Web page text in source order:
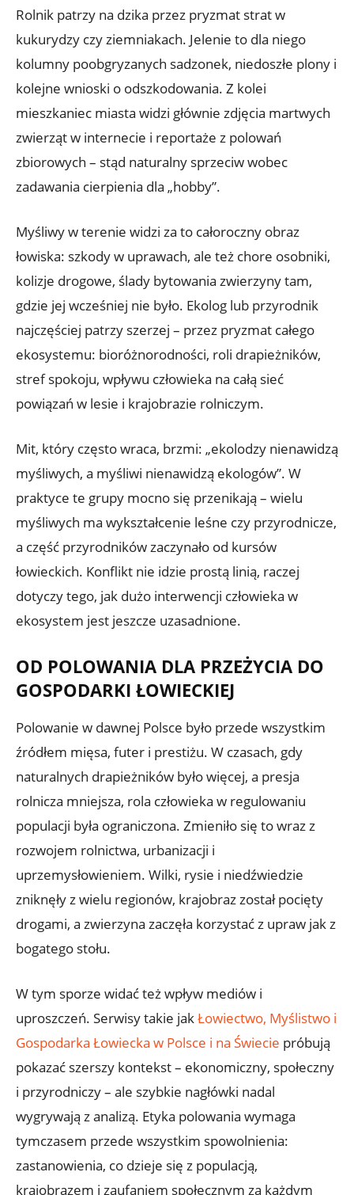
Rolnik patrzy na dzika przez pryzmat strat w
kukurydzy czy ziemniakach. Jelenie to dla niego
kolumny poobgryzanych sadzonek, niedoszłe plony i
kolejne wnioski o odszkodowania. Z kolei
mieszkaniec miasta widzi głównie zdjęcia martwych
zwierząt w internecie i reportaże z polowań
zbiorowych – stąd naturalny sprzeciw wobec
zadawania cierpienia dla „hobby”.
Myśliwy w terenie widzi za to całoroczny obraz
łowiska: szkody w uprawach, ale też chore osobniki,
kolizje drogowe, ślady bytowania zwierzyny tam,
gdzie jej wcześniej nie było. Ekolog lub przyrodnik
najczęściej patrzy szerzej – przez pryzmat całego
ekosystemu: bioróżnorodności, roli drapieżników,
stref spokoju, wpływu człowieka na całą sieć
powiązań w lesie i krajobrazie rolniczym.
Mit, który często wraca, brzmi: „ekolodzy nienawidzą
myśliwych, a myśliwi nienawidzą ekologów”. W
praktyce te grupy mocno się przenikają – wielu
myśliwych ma wykształcenie leśne czy przyrodnicze,
a część przyrodników zaczynało od kursów
łowieckich. Konflikt nie idzie prostą linią, raczej
dotyczy tego, jak dużo interwencji człowieka w
ekosystem jest jeszcze uzasadnione.
OD POLOWANIA DLA PRZEŻYCIA DO
GOSPODARKI ŁOWIECKIEJ
Polowanie w dawnej Polsce było przede wszystkim
źródłem mięsa, futer i prestiżu. W czasach, gdy
naturalnych drapieżników było więcej, a presja
rolnicza mniejsza, rola człowieka w regulowaniu
populacji była ograniczona. Zmieniło się to wraz z
rozwojem rolnictwa, urbanizacji i
uprzemysłowieniem. Wilki, rysie i niedźwiedzie
zniknęły z wielu regionów, krajobraz został pocięty
drogami, a zwierzyna zaczęła korzystać z upraw jak z
bogatego stołu.
W tym sporze widać też wpływ mediów i
uproszczeń. Serwisy takie jakŁowiectwo, Myślistwo i
Gospodarka Łowiecka w Polsce i na Świecie próbują
pokazać szerszy kontekst – ekonomiczny, społeczny
i przyrodniczy – ale szybkie nagłówki nadal
wygrywają z analizą. Etyka polowania wymaga
tymczasem przede wszystkim spowolnienia:
zastanowienia, co dzieje się z populacją,
krajobrazem i zaufaniem społecznym za każdym